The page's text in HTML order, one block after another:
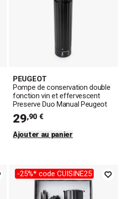
PEUGEOT
Pompe de conservation double
fonction vin et effervescent
Preserve Duo Manual Peugeot
29,90 €
Ajouter au panier
-25%* code CUISINE25